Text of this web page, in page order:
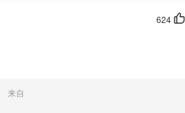
624
来自